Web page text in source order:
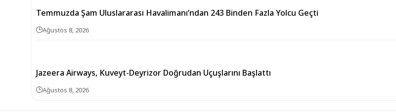
Temmuzda Şam Uluslararası Havalimanı’ndan 243 Binden Fazla Yolcu Geçti
Ağustos 8, 2026
Jazeera Airways, Kuveyt-Deyrizor Doğrudan Uçuşlarını Başlattı
Ağustos 8, 2026